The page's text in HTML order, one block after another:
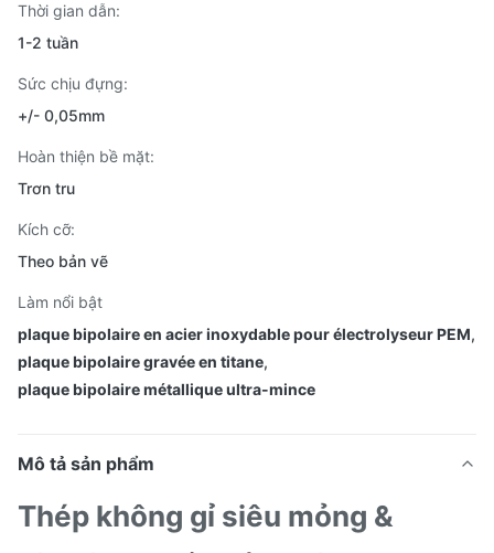
Thời gian dẫn:
1-2 tuần
Sức chịu đựng:
+/- 0,05mm
Hoàn thiện bề mặt:
Trơn tru
Kích cỡ:
Theo bản vẽ
Làm nổi bật
plaque bipolaire en acier inoxydable pour électrolyseur PEM,
plaque bipolaire gravée en titane,
plaque bipolaire métallique ultra-mince
Mô tả sản phẩm
Thép không gỉ siêu mỏng &